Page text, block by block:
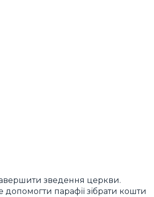
зведення церкви.
парафії зібрати кошти